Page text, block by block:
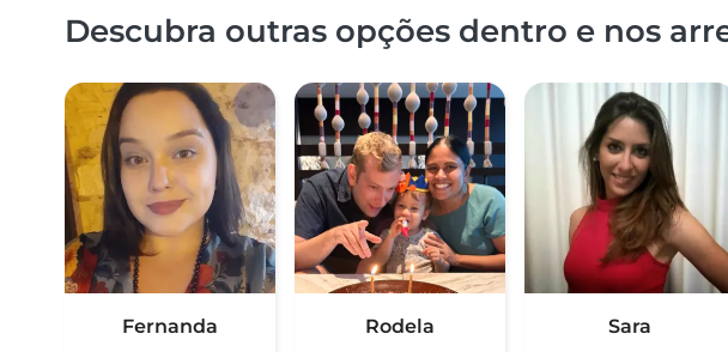
Descubra outras opções dentro e nos
Fernanda
Rodela
Sara